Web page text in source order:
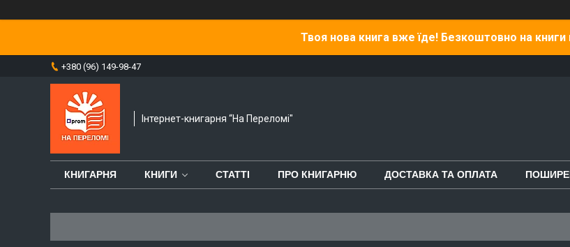
Твоя нова книга вже їде! Безкоштовно на книги
+380 (96) 149-98-47
Інтернет-книгарня “На Переломі"
КНИГАРНЯ КНИГИ СТАТТІ ПРО КНИГАРНЮ ДОСТАВКА ТА ОПЛАТА